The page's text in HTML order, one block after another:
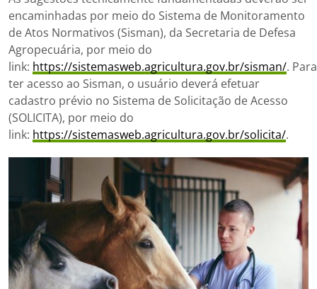
encaminhadas por meio do Sistema de Monitoramento
de Atos Normativos (Sisman), da Secretaria de Defesa
Agropecuária, por meio do
link: https://sistemasweb.agricultura.gov.br/sisman/. Para
ter acesso ao Sisman, o usuário deverá efetuar
cadastro prévio no Sistema de Solicitação de Acesso
(SOLICITA), por meio do
link: https://sistemasweb.agricultura.gov.br/solicita/.